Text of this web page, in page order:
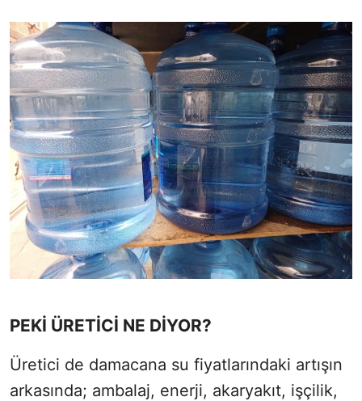
PEKİ ÜRETİCİ NE DİYOR?
Üretici de damacana su fiyatlarındaki artışın
arkasında; ambalaj, enerji, akaryakıt, işçilik,